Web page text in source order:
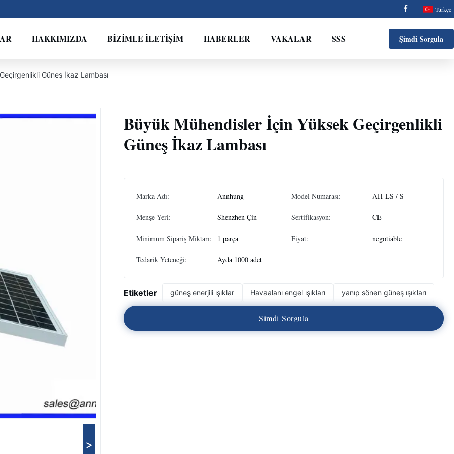
Türkçe
HAKKIMIZDA BIZIMLE İLETIŞIM HABERLER VAKALAR SSS Şimdi Sorgula
Güneş İkaz Lambası
>
Büyük Mühendisler İçin Yüksek Geçirgenlikli
Güneş İkaz Lambası
Marka Adı: Annhung Model Numarası: AH-LS / S
Menşe Yeri: Shenzhen Çin Sertifikasyon: CE
Minimum Sipariş Miktarı: 1 parça Fiyat: negotiable
Tedarik Yeteneği: Ayda 1000 adet
Etiketler güneş enerjili ışıklar Havaalanı engel ışıkları yanıp sönen güneş ışıkları
Şimdi Sorgula